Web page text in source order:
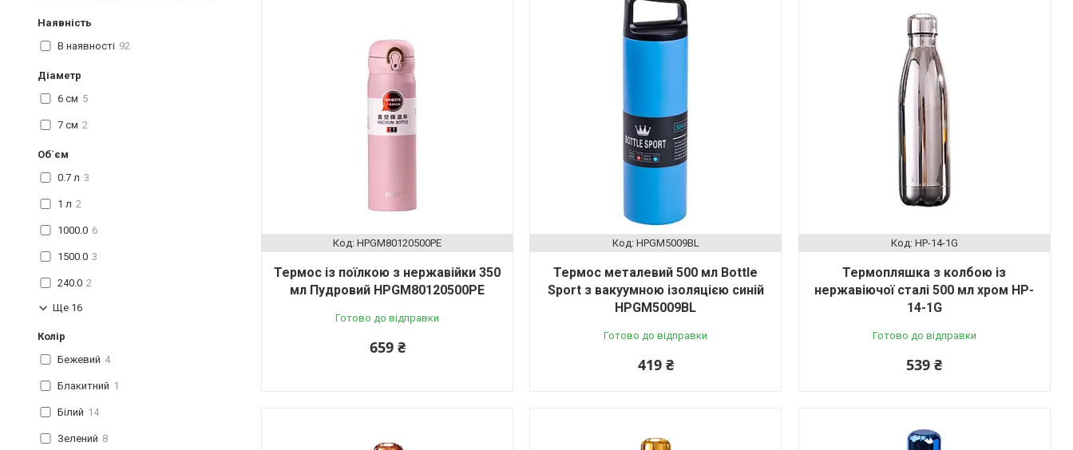
HPGM80120500PE
Термос із поїлкою з нержавійки 350
мл Пудровий HPGM80120500PE
Готово до відправки
659 ₴
HPGM5009BL
Термос металевий 500 мл Bottle
Sport з вакуумною ізоляцією синій
HPGM5009BL
Готово до відправки
419 ₴
HP-14-1G
Термопляшка з колбою із
нержавіючої сталі 500 мл хром HP-
14-1G
Готово до відправки
539 ₴
Наявність
В наявності 92
Діаметр
6 см 5
7 см 2
Об`єм
0.7 л 3
1 л 2
1000.0 6
1500.0 3
240.0 2
Ще 16
Колір
Бежевий 4
Блакитний 1
Білий 14
Зелений 8